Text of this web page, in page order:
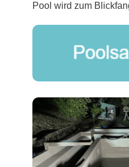
Pool wird zum